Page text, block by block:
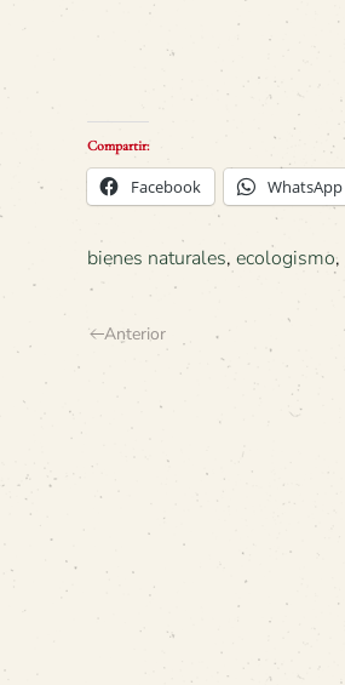
Compartir:
Facebook WhatsApp
bienes naturales, ecologismo,
Anterior